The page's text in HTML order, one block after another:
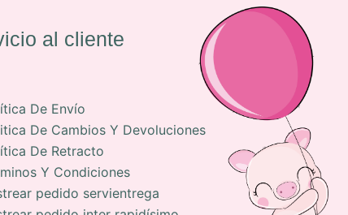
al cliente
De Envío
De Cambios Y Devoluciones
De Retracto
Y Condiciones
pedido servientrega